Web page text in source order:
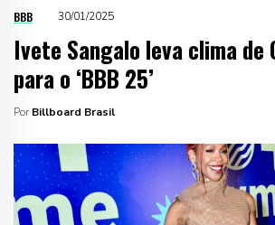
BBB 30/01/2025
Ivete Sangalo leva clima de
para o ‘BBB 25’
Por Billboard Brasil